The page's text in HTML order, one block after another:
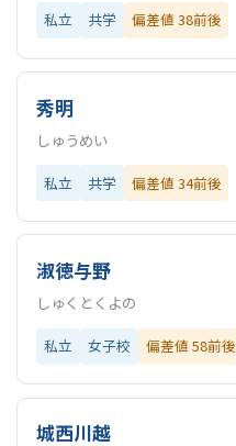
私立 共学 偏差値 38前後
秀明
しゅうめい
私立 共学 偏差値 34前後
淑徳与野
しゅくとくよの
私立 女子校 偏差値 58前後
城西川越